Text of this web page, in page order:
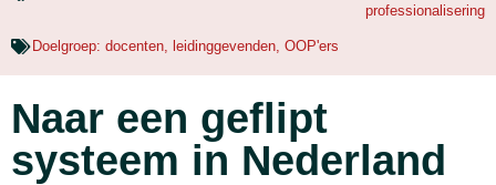
professionalisering
Doelgroep: docenten leidinggevenden OOP'ers
Naar een geflipt
systeem in Nederland